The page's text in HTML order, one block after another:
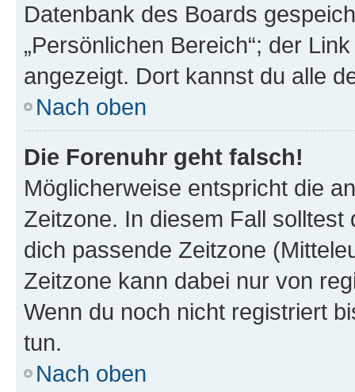
Datenbank des Boards
„Persönlichen Bereich“; der
angezeigt. Dort kannst du alle
Nach oben
Die Forenuhr geht falsch!
Möglicherweise entspricht die
Zeitzone. In diesem Fall solltest
dich passende Zeitzone
Zeitzone kann dabei nur von
Wenn du noch nicht registriert
tun.
Nach oben